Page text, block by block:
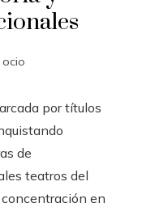
por títulos
de
teatros del
en